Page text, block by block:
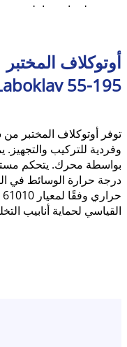
ملحقات شاملة:
أوتوكلاف المختبر
55-195
توفر أوتوكلاف المختبر
وفردية للتركيب والتجهيز.
درجة حرارة الوسائط في
القياسي لحماية أنابيب